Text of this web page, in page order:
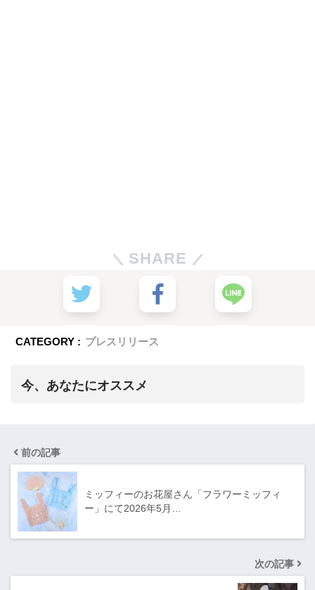
SHARE
CATEGORY : プレスリリース
今、あなたにオススメ
前の記事
ミッフィーのお花屋さん「フラワーミッフィ
ー」にて2026年5月…
次の記事